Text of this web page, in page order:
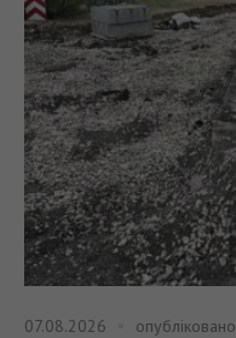
07.08.2026 опубліковано